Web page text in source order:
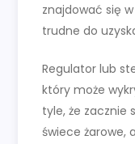
znajdować się
trudne do
Regulator lub
który może
tyle, że zacznie
świece żarowe,